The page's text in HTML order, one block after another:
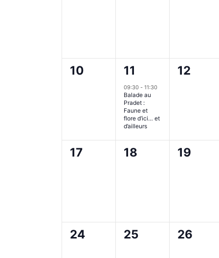
0
évènement,
10
1
évènement,
11
09:30 - 11:30
Balade au
Pradet :
Faune et
flore d’ici… et
d’ailleurs
0
12
0
17
0
18
0
19
0
24
0
25
0
26